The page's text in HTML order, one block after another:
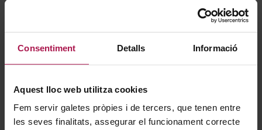
Consentiment Detalls Informació
Aquest lloc web utilitza cookies
Fem servir galetes pròpies i de tercers, que tenen entre
les seves finalitats, assegurar el funcionament correcte
Espolla Babalà Rosat
Alegre
Celler Cooperatiu d'Espolla
Cap de Creus Nacre
Vins de Relat
2024